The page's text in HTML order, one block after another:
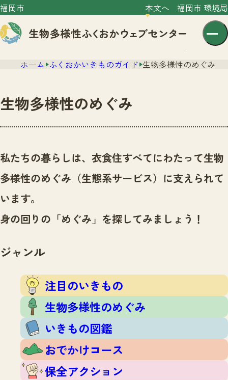
福岡市 本文へ 福岡市 環境局
センター紹介
センター紹介TOP
サイトポリシー
ニュース
いきものガイド
いきものガイドTOP
生物多様性のめぐみ
おでかけコース
保全アクション
イベント
調査レポート
調査レポートTOP
調査結果
ふくおかいきものマップ
マッチング
マッチングTOP
掲載申し込みフォーム
お問合せ
ホーム ふくおかいきものガイド 生物多様性のめぐみ
生物多様性のめぐみ
私たちの暮らしは、衣食住すべてにわたって生物
多様性のめぐみ（生態系サービス）に支えられて
います。
身の回りの「めぐみ」を探してみましょう！
ジャンル
注目のいきもの
生物多様性のめぐみ
いきもの図鑑
おでかけコース
保全アクション